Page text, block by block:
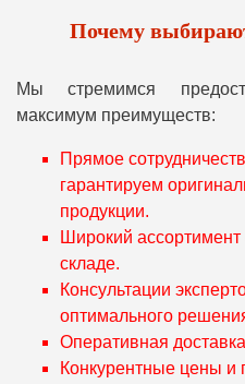
Почему
Мы стремимся
максимум преимуществ:
Прямое
гарантируем
продукции.
Широкий
складе.
Консультации
оптимального
Оперативная
Конкурентные цены и